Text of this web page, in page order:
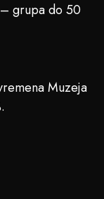
grupa do 50
Muzeja